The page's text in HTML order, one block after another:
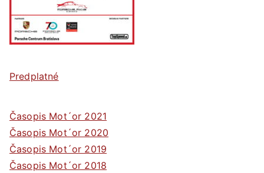
Predplatné
Časopis Mot´or 2021
Časopis Mot´or 2020
Časopis Mot´or 2019
Časopis Mot´or 2018